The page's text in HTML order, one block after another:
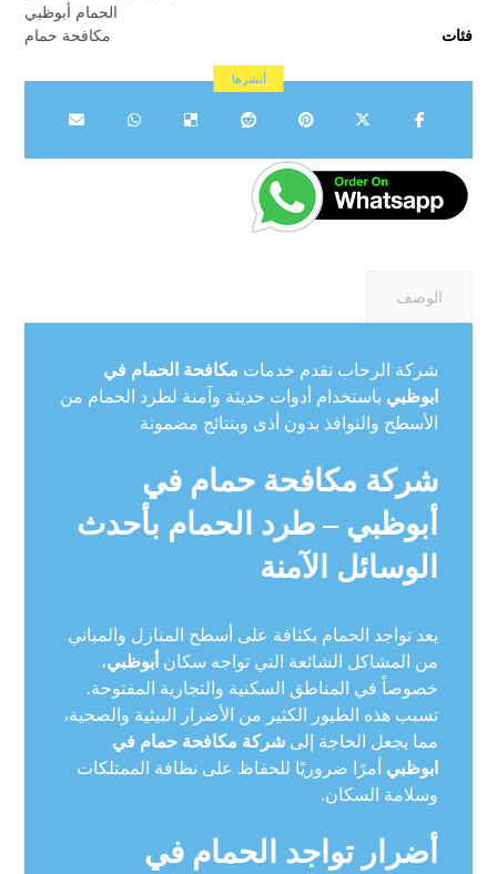
الحمام أبوظبي
فئات
مكافحة حمام
الوصف
شركة الرحاب تقدم خدمات مكافحة الحمام في
ابوظبي باستخدام أدوات حديثة وآمنة لطرد الحمام من
الأسطح والنوافذ بدون أذى وبنتائج مضمونة
شركة مكافحة حمام في
أبوظبي – طرد الحمام بأحدث
الوسائل الآمنة
يعد تواجد الحمام بكثافة على أسطح المنازل والمباني
من المشاكل الشائعة التي تواجه سكان أبوظبي،
خصوصاً في المناطق السكنية والتجارية المفتوحة.
تسبب هذه الطيور الكثير من الأضرار البيئية والصحية،
مما يجعل الحاجة إلى شركة مكافحة حمام في
ابوظبي أمرًا ضروريًا للحفاظ على نظافة الممتلكات
وسلامة السكان.
أضرار تواجد الحمام في